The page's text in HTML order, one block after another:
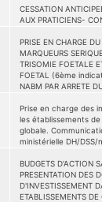
CESSATION
AUX PRATICIENS-
PRISE EN CHARGE
MARQUEURS
TRISOMIE FOETALE
FOETAL (6ème
NABM PAR ARRETE
Prise en charge des
les établissements
globale.
ministérielle DH/DSS/
BUDGETS D'ACTION
PRESENTATION DES
D'INVESTISSEMENT
ETABLISSEMENTS